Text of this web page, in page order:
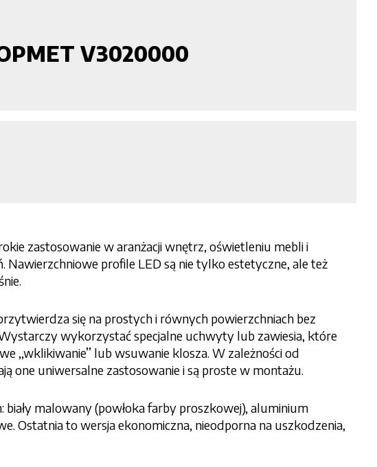
V3020000
zastosowanie w aranżacji wnętrz, oświetleniu mebli i
Nawierzchniowe profile LED są nie tylko estetyczne, ale też
się na prostych i równych powierzchniach bez
wykorzystać specjalne uchwyty lub zawiesia, które
‚‚wklikiwanie’’ lub wsuwanie klosza. W zależności od
one uniwersalne zastosowanie i są proste w montażu.
malowany (powłoka farby proszkowej), aluminium
Ostatnia to wersja ekonomiczna, nieodporna na uszkodzenia,